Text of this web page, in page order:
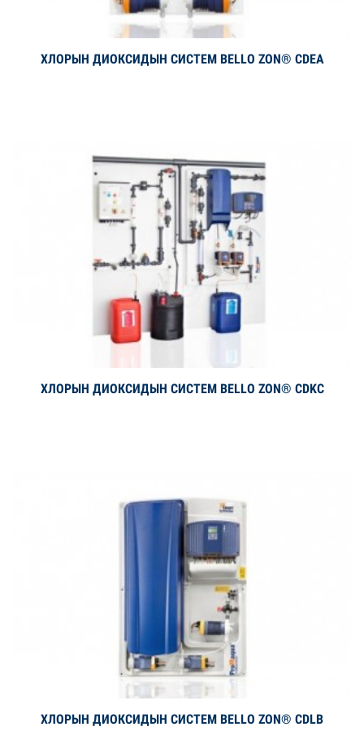
Дэлгэрэнгүй
ХЛОРЫН ДИОКСИДЫН СИСТЕМ BELLO ZON® CDEA
Дэлгэрэнгүй
ХЛОРЫН ДИОКСИДЫН СИСТЕМ BELLO ZON® CDKC
Дэлгэрэнгүй
ХЛОРЫН ДИОКСИДЫН СИСТЕМ BELLO ZON® CDLB